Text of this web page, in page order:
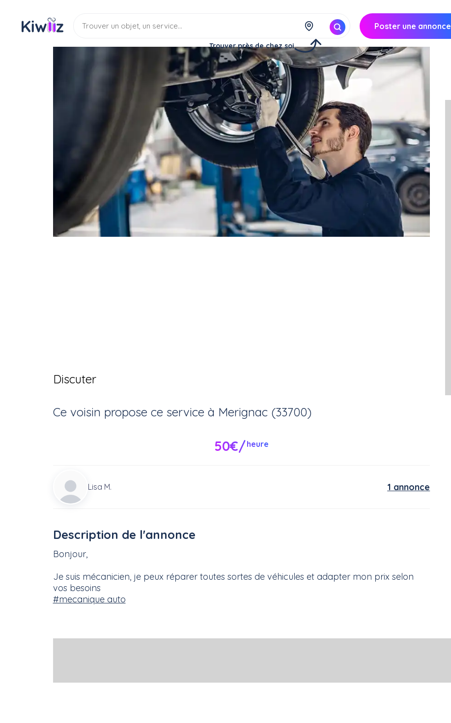
Trouver près de chez soi
Poster une annonce
Mécanicien automobile
Réparation tout véhicule
Mecanique auto
Discuter
Ce voisin propose ce service à Merignac (33700)
50€/heure
Lisa M. 1 annonce
Description de l'annonce
Bonjour,
Je suis mécanicien, je peux réparer toutes sortes de véhicules et adapter mon prix selon
vos besoins
#mecanique auto